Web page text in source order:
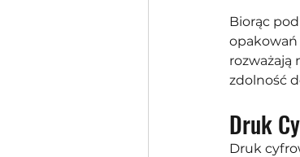
Biorąc
opakowań
rozważają
zdolność
Druk
Druk